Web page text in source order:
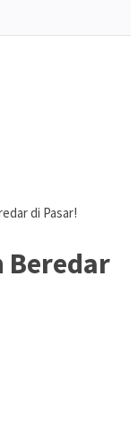
di Pasar!
Beredar